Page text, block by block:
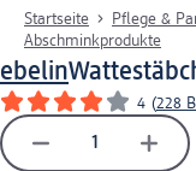
Startseite Pflege &
Abschminkprodukte
ebelin
4 (228